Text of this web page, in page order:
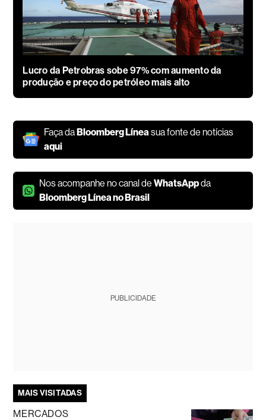
Lucro da Petrobras sobe 97% com aumento da
produção e preço do petróleo mais alto
Faça daBloomberg Línea sua fonte de notícias
aqui
Nos acompanhe no canal deWhatsAppda
Bloomberg Línea no Brasil
PUBLICIDADE
MAIS VISITADAS
MERCADOS